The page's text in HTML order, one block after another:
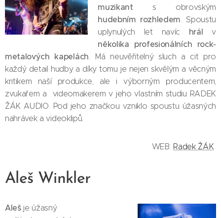
muzikant s obrovským
hudebním rozhledem. Spoustu
uplynulých let navíc hrál v
několika profesionálních rock-
metalových kapelách. Má neuvěřitelný sluch a cit pro
každý detail hudby a díky tomu je nejen skvělým a věcným
kritikem naší produkce, ale i výborným producentem,
zvukařem a videomakerem v jeho vlastním studiu RADEK
ŽÁK AUDIO. Pod jeho značkou vzniklo spoustu úžasných
nahrávek a videoklipů.
WEB: Radek ŽÁK
Aleš Winkler
Alešje úžasný